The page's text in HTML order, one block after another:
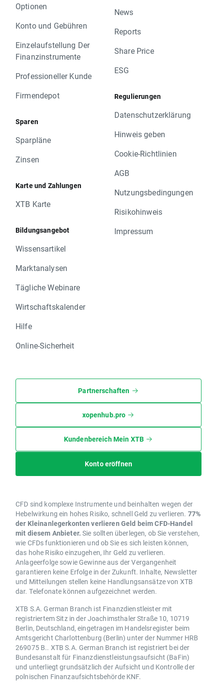
Optionen
Konto und Gebühren
Einzelaufstellung Der
Finanzinstrumente
Professioneller Kunde
Firmendepot
Sparen
Sparpläne
Zinsen
Karte und Zahlungen
XTB Karte
Bildungsangebot
Wissensartikel
Marktanalysen
Tägliche Webinare
Wirtschaftskalender
Hilfe
Online-Sicherheit
News
Reports
Share Price
ESG
Regulierungen
Datenschutzerklärung
Hinweis geben
Cookie-Richtlinien
AGB
Nutzungsbedingungen
Risikohinweis
Impressum
Partnerschaften
xopenhub.pro
Kundenbereich Mein XTB
Konto eröffnen
CFD sind komplexe Instrumente und beinhalten wegen der
Hebelwirkung ein hohes Risiko, schnell Geld zu verlieren. 77%
der Kleinanlegerkonten verlieren Geld beim CFD-Handel
mit diesem Anbieter. Sie sollten überlegen, ob Sie verstehen,
wie CFDs funktionieren und ob Sie es sich leisten können,
das hohe Risiko einzugehen, Ihr Geld zu verlieren.
Anlageerfolge sowie Gewinne aus der Vergangenheit
garantieren keine Erfolge in der Zukunft. Inhalte, Newsletter
und Mitteilungen stellen keine Handlungsansätze von XTB
dar. Telefonate können aufgezeichnet werden.
XTB S.A. German Branch ist Finanzdienstleister mit
registriertem Sitz in der Joachimsthaler Straße 10, 10719
Berlin, Deutschland, eingetragen im Handelsregister beim
Amtsgericht Charlottenburg (Berlin) unter der Nummer HRB
269075 B.. XTB S.A. German Branch ist registriert bei der
Bundesanstalt für Finanzdienstleistungsaufsicht (BaFin)
und unterliegt grundsätzlich der Aufsicht und Kontrolle der
polnischen Finanzaufsichtsbehörde KNF.